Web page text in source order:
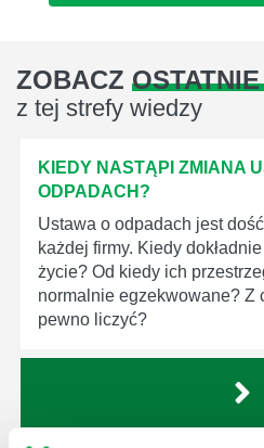
ZOBACZ
z tej strefy wiedzy
KIEDY NASTĄPI ZMIANA
ODPADACH?
Ustawa o odpadach jest
każdej firmy. Kiedy
życie? Od kiedy ich
normalnie egzekwowane? Z
pewno liczyć?